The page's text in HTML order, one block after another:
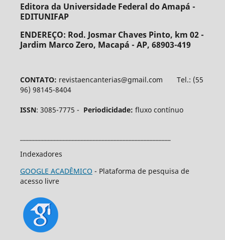
Editora da Universidade Federal do Amapá -
EDITUNIFAP
ENDEREÇO: Rod. Josmar Chaves Pinto, km 02 -
Jardim Marco Zero, Macapá - AP, 68903-419
CONTATO: revistaencanterias@gmail.com Tel.: (55
96) 98145-8404
ISSN: 3085-7775 - Periodicidade: fluxo contínuo
Indexadores
GOOGLE ACADÊMICO - Plataforma de pesquisa de
acesso livre